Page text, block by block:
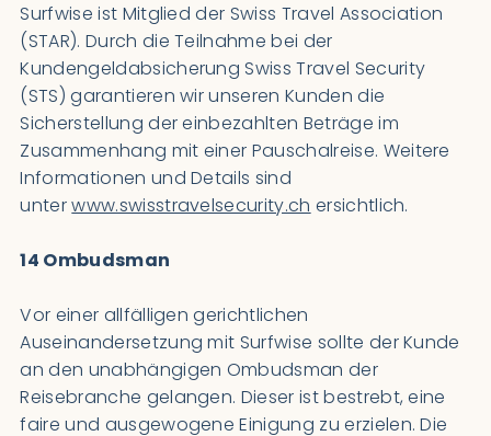
Surfwise ist Mitglied der Swiss Travel Association
(STAR). Durch die Teilnahme bei der
Kundengeldabsicherung Swiss Travel Security
(STS) garantieren wir unseren Kunden die
Sicherstellung der einbezahlten Beträge im
Zusammenhang mit einer Pauschalreise. Weitere
Informationen und Details sind
unterwww.swisstravelsecurity.ch ersichtlich.
14 Ombudsman
Vor einer allfälligen gerichtlichen
Auseinandersetzung mit Surfwise sollte der Kunde
an den unabhängigen Ombudsman der
Reisebranche gelangen. Dieser ist bestrebt, eine
faire und ausgewogene Einigung zu erzielen. Die